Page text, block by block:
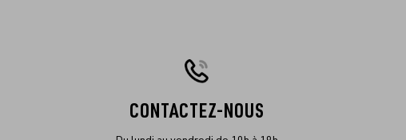
CONTACTEZ-NOUS